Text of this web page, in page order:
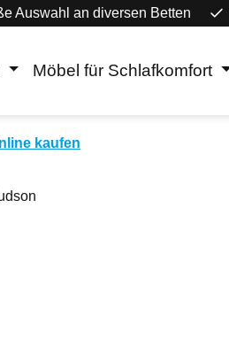
Auswahl an diversen Betten
Möbel für Schlafkomfort
kaufen